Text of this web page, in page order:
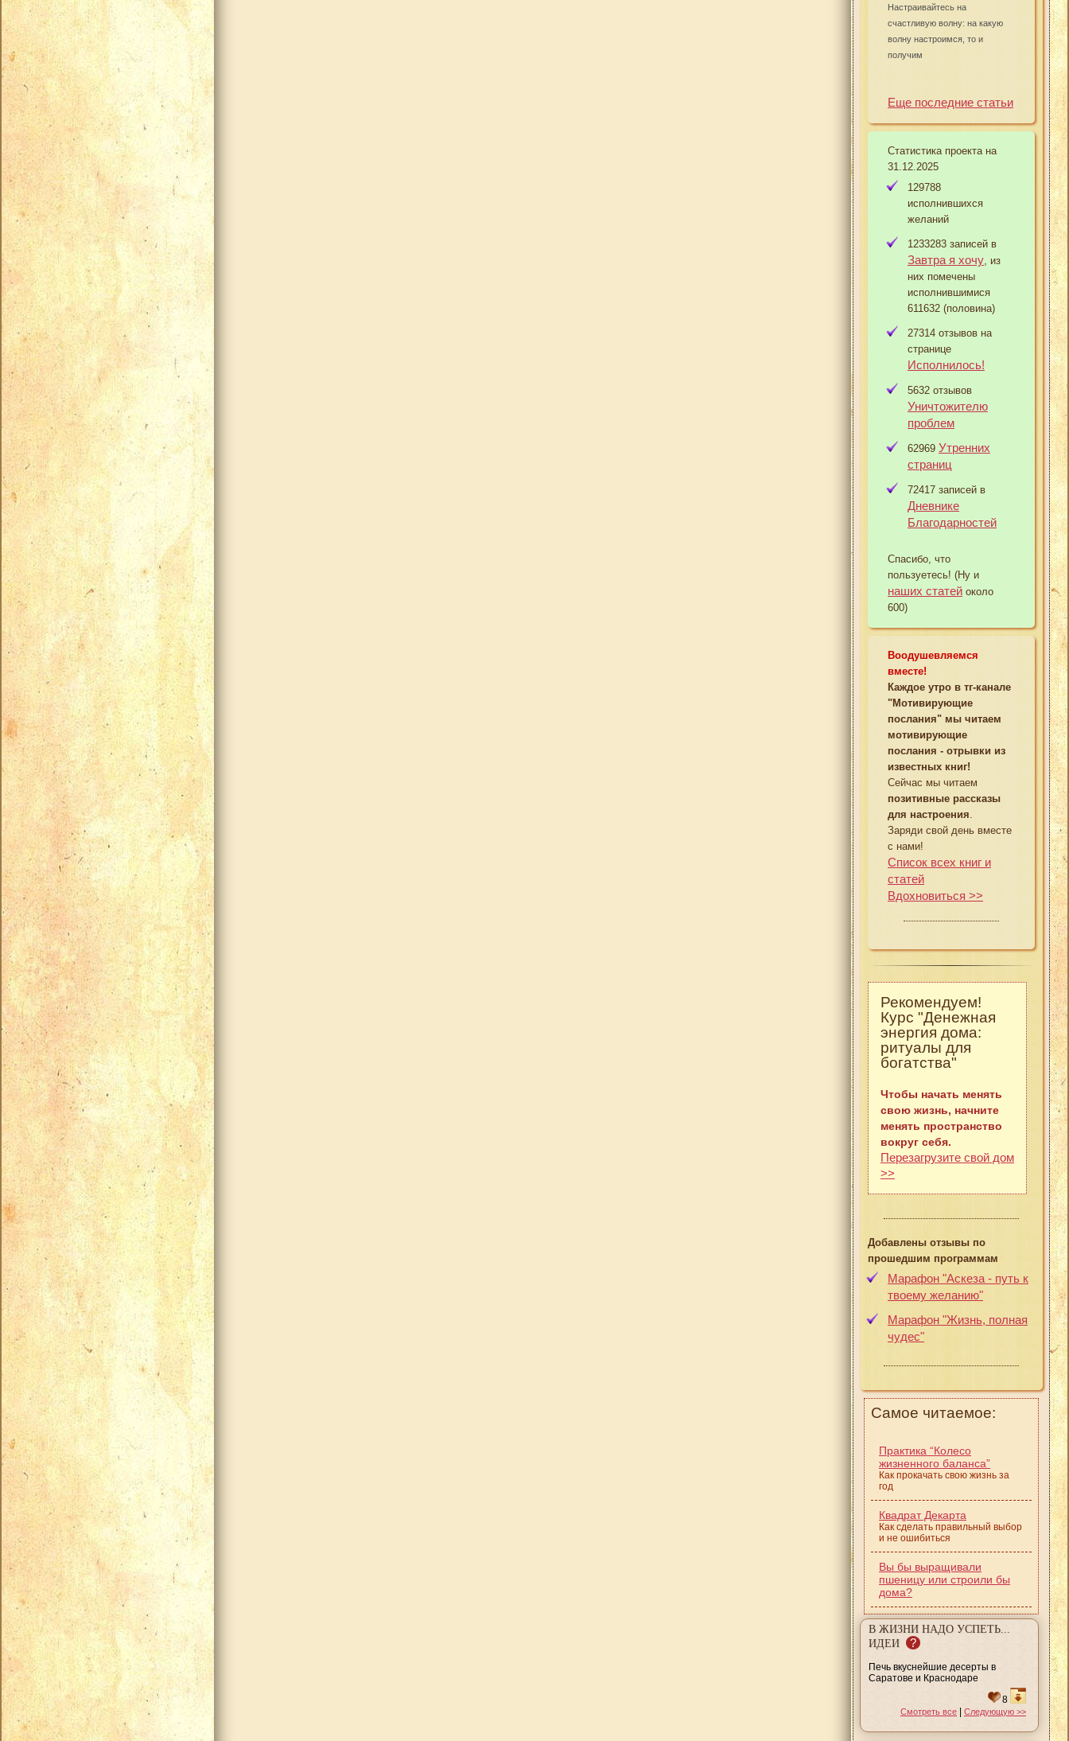
Настраивайтесь на
счастливую волну: на какую
волну настроимся, то и
получим
Еще последние статьи
Статистика проекта на
31.12.2025
129788
исполнившихся
желаний
1233283 записей в
Завтра я хочу , из
них помечены
исполнившимися
611632 (половина)
27314 отзывов на
странице
Исполнилось!
5632 отзывов
Уничтожителю
проблем
62969 Утренних
страниц
72417 записей в
Дневнике
Благодарностей
Спасибо, что
пользуетесь! (Ну и
наших статей около
600)
Воодушевляемся
вместе!
Каждое утро в тг-канале
"Мотивирующие
послания" мы читаем
мотивирующие
послания - отрывки из
известных книг!
Сейчас мы читаем
позитивные рассказы
для настроения
Заряди свой день вместе
с нами!
Список всех книг и
статей
Вдохновиться >>
Рекомендуем!
Курс "Денежная
энергия дома:
ритуалы для
богатства"
Чтобы начать менять
свою жизнь, начните
менять пространство
вокруг себя.
Перезагрузите свой дом
>>
Добавлены отзывы по
прошедшим программам
Марафон "Аскеза - путь к
твоему желанию"
Марафон "Жизнь, полная
чудес"
Самое читаемое:
Практика “Колесо
жизненного баланса”
Как прокачать свою жизнь за
год
Квадрат Декарта
Как сделать правильный выбор
и не ошибиться
Вы бы выращивали
пшеницу или строили бы
дома?
В ЖИЗНИ НАДО УСПЕТЬ...
ИДЕИ
?
Печь вкуснейшие десерты в
Саратове и Краснодаре
8
Смотреть все | Следующую >>